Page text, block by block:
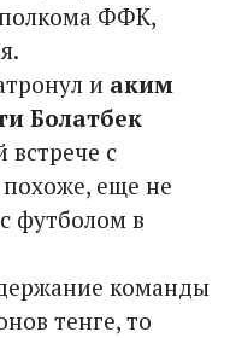
ФФК,
и аким
Болатбек
встрече с
еще не
футболом в
команды
тенге, то